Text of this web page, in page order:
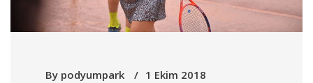
By podyumpark 1 Ekim 2018